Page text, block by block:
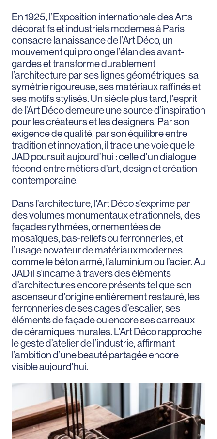
En 1925, l’Exposition internationale des Arts
décoratifs et industriels modernes à Paris
consacre la naissance de l’Art Déco, un
mouvement qui prolonge l’élan des avant-
gardes et transforme durablement
l’architecture par ses lignes géométriques, sa
symétrie rigoureuse, ses matériaux raffinés et
ses motifs stylisés. Un siècle plus tard, l’esprit
de l’Art Déco demeure une source d’inspiration
pour les créateurs et les designers. Par son
exigence de qualité, par son équilibre entre
tradition et innovation, il trace une voie que le
JAD poursuit aujourd’hui : celle d’un dialogue
fécond entre métiers d’art, design et création
contemporaine.
Dans l’architecture, l’Art Déco s’exprime par
des volumes monumentaux et rationnels, des
façades rythmées, ornementées de
mosaïques, bas-reliefs ou ferronneries, et
l’usage novateur de matériaux modernes
comme le béton armé, l’aluminium ou l’acier. Au
JAD il s’incarne à travers des éléments
d’architectures encore présents tel que son
ascenseur d’origine entièrement restauré, les
ferronneries de ses cages d’escalier, ses
éléments de façade ou encore ses carreaux
de céramiques murales. L’Art Déco rapproche
le geste d’atelier de l’industrie, affirmant
l’ambition d’une beauté partagée encore
visible aujourd’hui.